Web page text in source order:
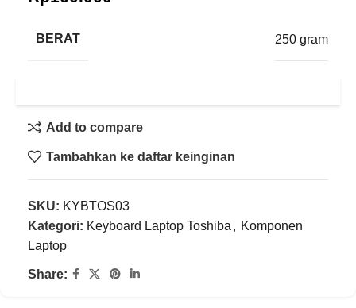
BERAT 250 gram
Add to compare
Tambahkan ke daftar keinginan
SKU: KYBTOS03
Kategori: Keyboard Laptop Toshiba , Komponen
Laptop
Share: